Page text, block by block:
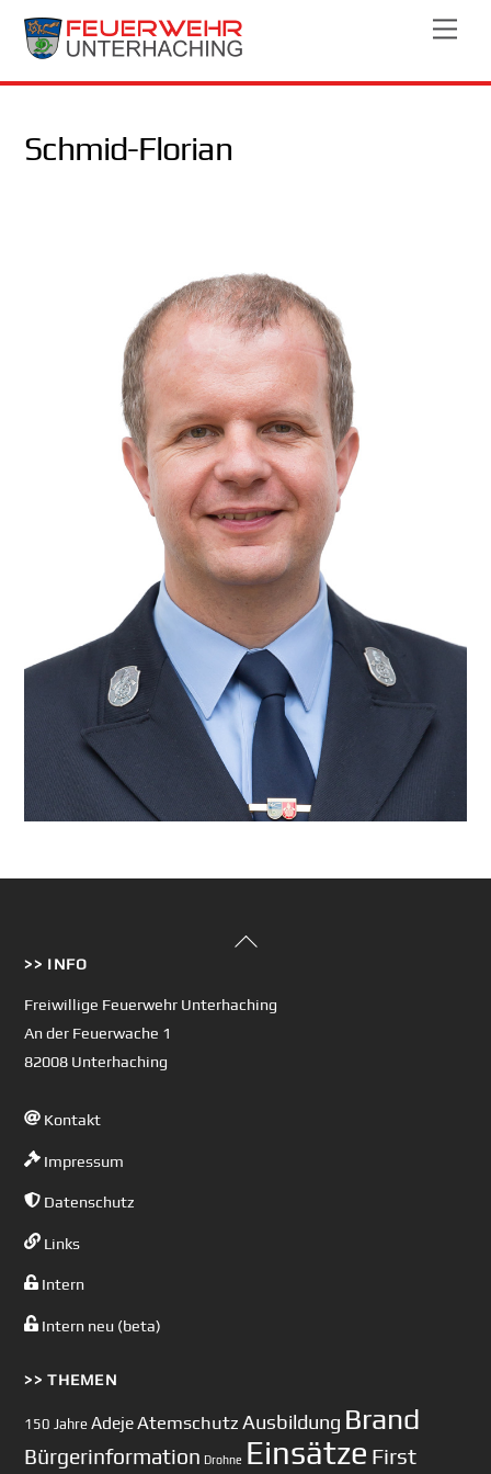
Skip
Schmid-Florian
Back
>> INFO
Freiwillige Feuerwehr Unterhaching
An der Feuerwache 1
82008 Unterhaching
Kontakt
Impressum
Datenschutz
Links
Intern
Intern neu (beta)
>> THEMEN
150 Jahre AdejeAtemschutz Ausbildung Brand
Bürgerinformation Drohne Einsätze First